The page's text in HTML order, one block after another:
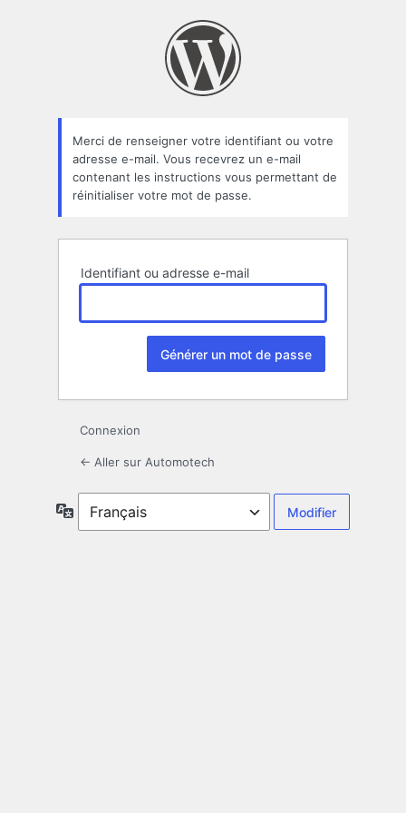
oublié
Merci de renseigner votre identifiant ou votre
adresse e-mail. Vous recevrez un e-mail
contenant les instructions vous permettant de
réinitialiser votre mot de passe.
Identifiant ou adresse e-mail
Connexion
← Aller sur Automotech
Langue